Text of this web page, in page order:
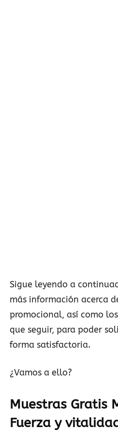
Sigue leyendo a
más información acerca
promocional, así como
que seguir, para poder
forma satisfactoria.
¿Vamos a ello?
Muestras Gratis
Fuerza y